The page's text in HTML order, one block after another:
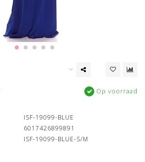
Op voorraad
ISF-19099-BLUE
6017426899891
ISF-19099-BLUE-S/M